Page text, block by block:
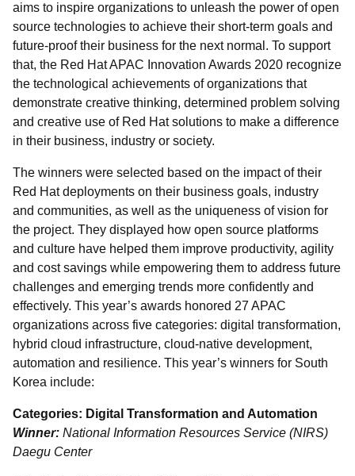
aims to inspire organizations to unleash the power of open
source technologies to achieve their short-term goals and
future-proof their business for the next normal. To support
that, the Red Hat APAC Innovation Awards 2020 recognize
the technological achievements of organizations that
demonstrate creative thinking, determined problem solving
and creative use of Red Hat solutions to make a difference
in their business, industry or society.
The winners were selected based on the impact of their
Red Hat deployments on their business goals, industry
and communities, as well as the uniqueness of vision for
the project. They displayed how open source platforms
and culture have helped them improve productivity, agility
and cost savings while empowering them to address future
challenges and emerging trends more confidently and
effectively. This year’s awards honored 27 APAC
organizations across five categories: digital transformation,
hybrid cloud infrastructure, cloud-native development,
automation and resilience. This year’s winners for South
Korea include:
Categories: Digital Transformation and Automation
Winner: National Information Resources Service (NIRS)
Daegu Center